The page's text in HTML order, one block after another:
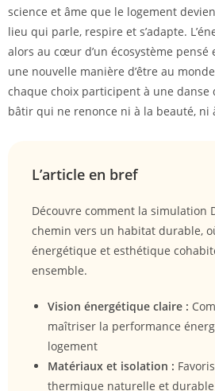
science et âme que le logement
lieu qui parle, respire et s’adapte.
alors au cœur d’un écosystème
une nouvelle manière d’être au
chaque choix participent à une danse
bâtir qui ne renonce ni à la beauté, ni
L’article en bref
Découvre comment la simulation
chemin vers un habitat durable,
énergétique et esthétique
ensemble.
Vision énergétique claire :
maîtriser la performance
logement
Matériaux et isolation :
thermique naturelle et durable